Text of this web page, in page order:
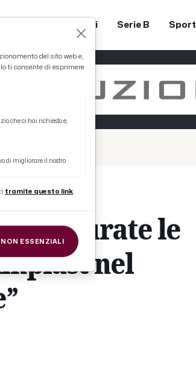
Coppa Teodori Serie B Sport
inaugurate le
nel
del sito web e,
ti consente di esprimere
che ci hai richiesto e,
di migliorare il nostro
tramite questo link.
NON ESSENZIALI